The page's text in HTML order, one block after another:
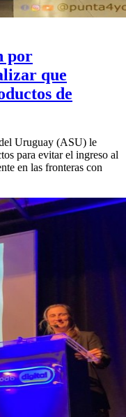
por
que
de
Uruguay (ASU) le
para evitar el ingreso al
en las fronteras con